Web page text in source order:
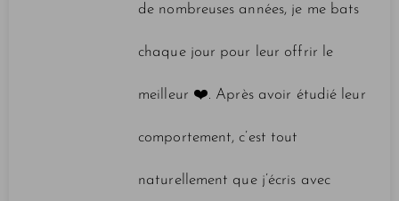
de nombreuses années, je me bats
chaque jour pour leur offrir le
meilleur ❤️️. Après avoir étudié leur
comportement, c’est tout
naturellement que j’écris avec